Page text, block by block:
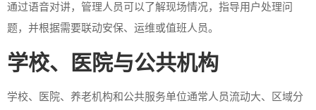
通过语音对讲，管理人员可以了解现场情况，指导用户处理问
题，并根据需要联动安保、运维或值班人员。
学校、医院与公共机构
学校、医院、养老机构和公共服务单位通常人员流动大、区域分